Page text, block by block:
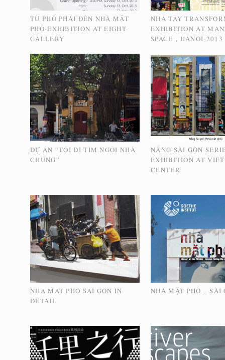
TỪ PHỐ PHÁI ĐẾN NHÀ MẶT
PHỐ-EXHIBITION AT EIGHT
GALLERY
NHA TAY
EXHIBITION AT
SPACE，HANOI-2013
DỰ ÁN “TÔI ĐI TÌM NGÔI NHÀ
CHUNG”
NẮNG SÀI GÒN
EXHIBITION AT
CENTER
NHA MAT PHO SAI GON IN
DETAIL
NHÀ MẶT PHỐ – SÀI